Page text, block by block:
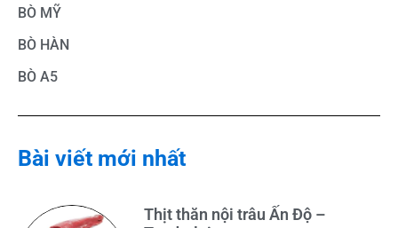
BÒ MỸ
BÒ HÀN
BÒ A5
Bài viết mới nhất
Thịt thăn nội trâu Ấn Độ –